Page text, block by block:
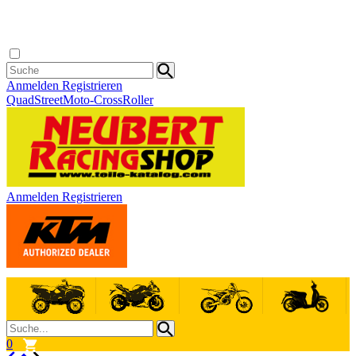
Anmelden Registrieren
QuadStreetMoto-CrossRoller
Anmelden Registrieren
0